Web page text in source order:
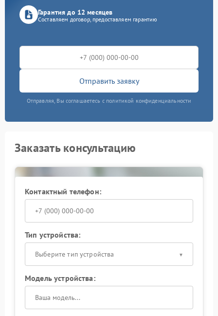
Гарантия до 12 месяцев
Составляем договор, предоставляем гарантию
Отправить заявку
Отправляя, Вы соглашаетесь с политикой конфиденциальности
Заказать консультацию
Контактный телефон:
Тип устройства:
Выберите тип устройства
Модель устройства: